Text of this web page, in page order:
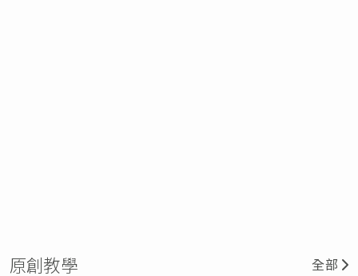
原創教學 全部